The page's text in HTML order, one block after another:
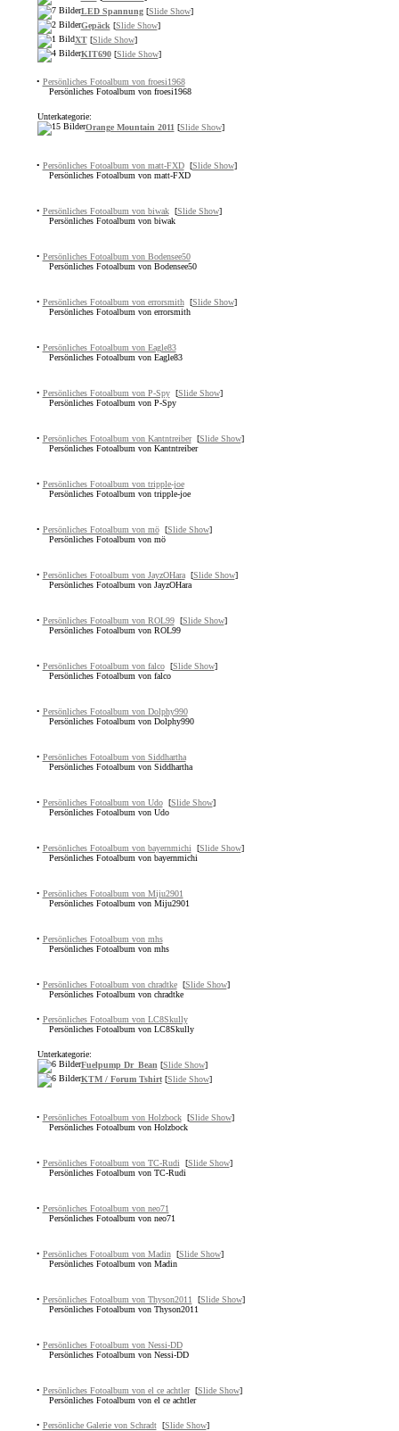
LED Spannung[Slide Show]
Gepäck[Slide Show]
XT[Slide Show]
KIT690[Slide Show]
• Persönliches Fotoalbum von froesi1968
Persönliches Fotoalbum von froesi1968
Unterkategorie:
Orange Mountain 2011[Slide Show]
• Persönliches Fotoalbum von matt-FXD [Slide Show]
Persönliches Fotoalbum von matt-FXD
• Persönliches Fotoalbum von biwak [Slide Show]
Persönliches Fotoalbum von biwak
• Persönliches Fotoalbum von Bodensee50
Persönliches Fotoalbum von Bodensee50
• Persönliches Fotoalbum von errorsmith [Slide Show]
Persönliches Fotoalbum von errorsmith
• Persönliches Fotoalbum von Eagle83
Persönliches Fotoalbum von Eagle83
• Persönliches Fotoalbum von P-Spy [Slide Show]
Persönliches Fotoalbum von P-Spy
• Persönliches Fotoalbum von Kantntreiber [Slide Show]
Persönliches Fotoalbum von Kantntreiber
• Persönliches Fotoalbum von tripple-joe
Persönliches Fotoalbum von tripple-joe
• Persönliches Fotoalbum von mö [Slide Show]
Persönliches Fotoalbum von mö
• Persönliches Fotoalbum von JayzOHara [Slide Show]
Persönliches Fotoalbum von JayzOHara
• Persönliches Fotoalbum von ROL99 [Slide Show]
Persönliches Fotoalbum von ROL99
• Persönliches Fotoalbum von falco [Slide Show]
Persönliches Fotoalbum von falco
• Persönliches Fotoalbum von Dolphy990
Persönliches Fotoalbum von Dolphy990
• Persönliches Fotoalbum von Siddhartha
Persönliches Fotoalbum von Siddhartha
• Persönliches Fotoalbum von Udo [Slide Show]
Persönliches Fotoalbum von Udo
• Persönliches Fotoalbum von bayernmichi [Slide Show]
Persönliches Fotoalbum von bayernmichi
• Persönliches Fotoalbum von Miju2901
Persönliches Fotoalbum von Miju2901
• Persönliches Fotoalbum von mhs
Persönliches Fotoalbum von mhs
• Persönliches Fotoalbum von chradtke [Slide Show]
Persönliches Fotoalbum von chradtke
• Persönliches Fotoalbum von LC8Skully
Persönliches Fotoalbum von LC8Skully
Unterkategorie:
Fuelpump Dr_Bean[Slide Show]
KTM / Forum Tshirt[Slide Show]
• Persönliches Fotoalbum von Holzbock [Slide Show]
Persönliches Fotoalbum von Holzbock
• Persönliches Fotoalbum von TC-Rudi [Slide Show]
Persönliches Fotoalbum von TC-Rudi
• Persönliches Fotoalbum von neo71
Persönliches Fotoalbum von neo71
• Persönliches Fotoalbum von Madin [Slide Show]
Persönliches Fotoalbum von Madin
• Persönliches Fotoalbum von Thyson2011 [Slide Show]
Persönliches Fotoalbum von Thyson2011
• Persönliches Fotoalbum von Nessi-DD
Persönliches Fotoalbum von Nessi-DD
• Persönliches Fotoalbum von el ce achtler [Slide Show]
Persönliches Fotoalbum von el ce achtler
• Persönliche Galerie von Schradt [Slide Show]